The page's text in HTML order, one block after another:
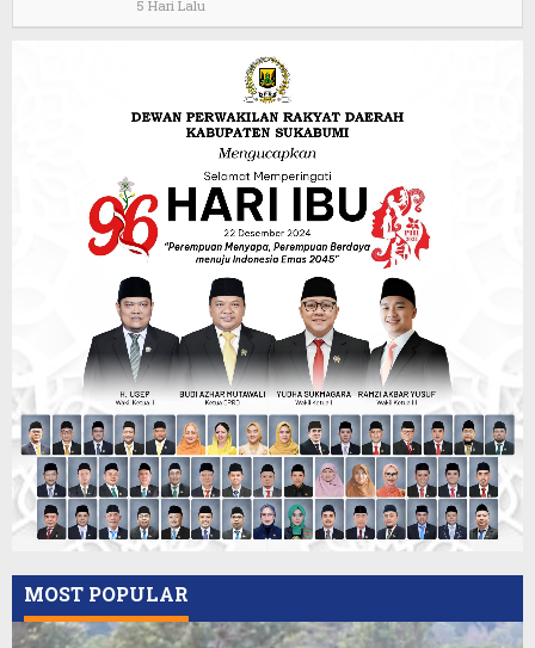
5 Hari Lalu
MOST POPULAR